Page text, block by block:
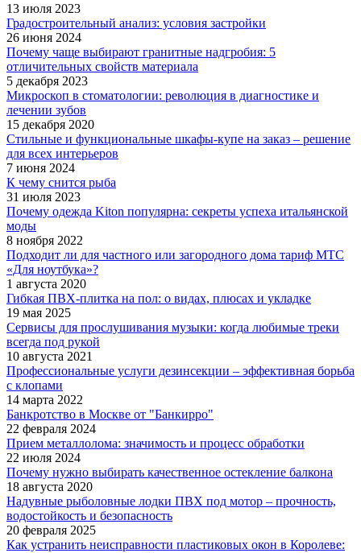
13 июля 2023
Градостроительный анализ: условия застройки
26 июня 2024
Почему чаще выбирают гранитные надгробия: 5
отличительных свойств материала
5 декабря 2023
Микроскоп в стоматологии: революция в диагностике и
лечении зубов
15 декабря 2020
Стильные и функциональные шкафы-купе на заказ – решение
для всех интерьеров
7 июня 2024
К чему снится рыба
31 июля 2023
Почему одежда Kiton популярна: секреты успеха итальянской
моды
8 ноября 2022
Подходит ли для частного или загородного дома тариф МТС
«Для ноутбука»?
1 августа 2020
Гибкая ПВХ-плитка на пол: о видах, плюсах и укладке
19 мая 2025
Сервисы для прослушивания музыки: когда любимые треки
всегда под рукой
10 августа 2021
Профессиональные услуги дезинсекции – эффективная борьба
с клопами
14 марта 2022
Банкротство в Москве от "Банкирро"
22 февраля 2024
Прием металлолома: значимость и процесс обработки
22 июля 2024
Почему нужно выбирать качественное остекление балкона
18 августа 2020
Надувные рыболовные лодки ПВХ под мотор – прочность,
водостойкость и безопасность
20 февраля 2025
Как устранить неисправности пластиковых окон в Королеве: